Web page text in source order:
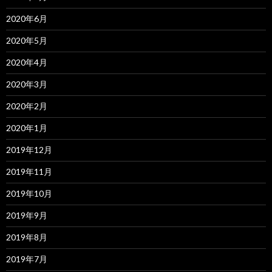
2020年6月
2020年5月
2020年4月
2020年3月
2020年2月
2020年1月
2019年12月
2019年11月
2019年10月
2019年9月
2019年8月
2019年7月